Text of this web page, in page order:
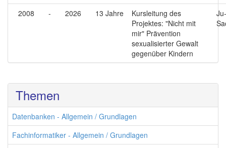
2008 - 2026 13 Jahre
Kursleitung des
Projektes: "Nicht mit
mir" Prävention
sexualisierter Gewalt
gegenüber Kindern
Themen
Datenbanken - Allgemein / Grundlagen
Fachinformatiker - Allgemein / Grundlagen